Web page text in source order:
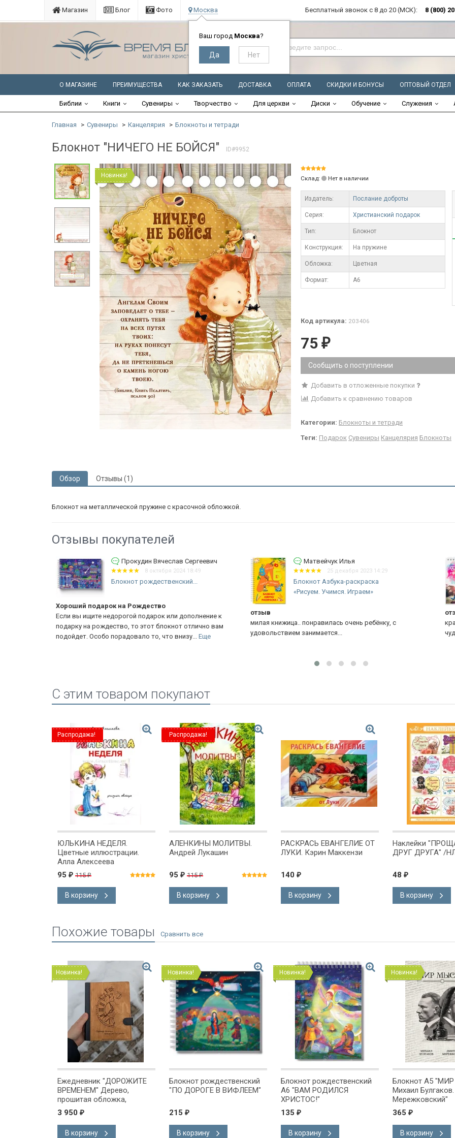
Магазин Блог Фото Москва
Ваш город Москва?
Бесплатный звонок с 8 до 20 (МСК): 8 (800)
О МАГАЗИНЕ ПРЕИМУЩЕСТВА КАК ЗАКАЗАТЬ ДОСТАВКА ОПЛАТА СКИДКИ И БОНУСЫ ОПТОВЫЙ ОТДЕЛ
Библии Книги Сувениры Творчество Для церкви Диски Обучение Служения
Главная Сувениры Канцелярия Блокноты и тетради
Блокнот "НИЧЕГО НЕ БОЙСЯ" ID#9952
Новинка! Склад: Нет в наличии
Издатель: Послание доброты
Серия: Христианский подарок
Тип: Блокнот
Конструкция: На пружине
Обложка: Цветная
Формат: А6
Код артикула: 203406
75 ₽
Сообщить о поступлении
Добавить в отложенные покупки
Добавить к сравнению товаров
Категории: Блокноты и тетради
Теги: Подарок Сувениры Канцелярия Блокноты
Обзор Отзывы (1)
Блокнот на металлической пружине с красочной обложкой.
Отзывы покупателей
Матвейчук Илья
25 декабря 2023 14:29
Блокнот Азбука-раскраска
«Рисуем. Учимся. Играем»
отзыв
милая книжица.. понравилась очень ребёнку, с
удовольствием занимается...
Матвейчук Илья
25 декабря 2023 14:26
Блокнот А6 &quot;БЫТЬ
РОДИТЕЛЕМ - ЭТО...
отзыв
красивый блокнот, приятно иметь всегда под рукой,
чудесное оформление..
C этим товаром покупают
Распродажа!
ЮЛЬКИНА НЕДЕЛЯ.
Цветные иллюстрации.
Алла Алексеева
95 ₽ 115₽
В корзину
Распродажа!
АЛЕНКИНЫ МОЛИТВЫ.
Андрей Лукашин
95 ₽ 115₽
В корзину
РАСКРАСЬ ЕВАНГЕЛИЕ ОТ
ЛУКИ. Кэрин Маккензи
140 ₽
В корзину
Наклейки
ДРУГ ДРУГА" /
48 ₽
В корзину
Похожие товары
Новинка!
Ежедневник "ДОРОЖИТЕ
ВРЕМЕНЕМ" Дерево,
прошитая обложка,
застежка, карманы,
магнитная кнопка /22х16,5
см/ 2
3 950 ₽
В корзину
Новинка!
Блокнот рождественский
"ПО ДОРОГЕ В ВИФЛЕЕМ"
215 ₽
В корзину
Новинка!
Блокнот рождественский
А6 "ВАМ РОДИЛСЯ
ХРИСТОС!"
135 ₽
В корзину
Новинка!
Блокнот А5
Михаил
Мережковский"
365 ₽
В корзину